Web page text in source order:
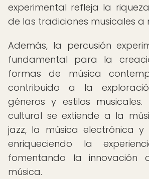
experimental refleja la
de las tradiciones musicales a
Además, la percusión
fundamental para la
formas de música
contribuido a la
géneros y estilos musicales.
cultural se extiende a la
jazz, la música electrónica y
enriqueciendo la
fomentando la innovación
música.